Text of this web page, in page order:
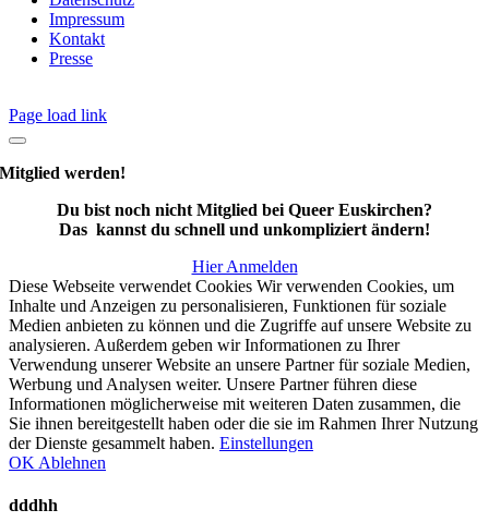
Impressum
Kontakt
Presse
Page load link
Mitglied werden!
Du bist noch nicht Mitglied bei Queer Euskirchen?
Das kannst du schnell und unkompliziert ändern!
Hier Anmelden
Diese Webseite verwendet Cookies Wir verwenden Cookies, um
Inhalte und Anzeigen zu personalisieren, Funktionen für soziale
Medien anbieten zu können und die Zugriffe auf unsere Website zu
analysieren. Außerdem geben wir Informationen zu Ihrer
Verwendung unserer Website an unsere Partner für soziale Medien,
Werbung und Analysen weiter. Unsere Partner führen diese
Informationen möglicherweise mit weiteren Daten zusammen, die
Sie ihnen bereitgestellt haben oder die sie im Rahmen Ihrer Nutzung
der Dienste gesammelt haben. Einstellungen
OK Ablehnen
dddhh